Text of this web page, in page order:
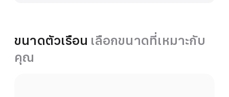
ขนาดตัวเรือน เลือกขนาดที่เหมาะกับ
คุณ